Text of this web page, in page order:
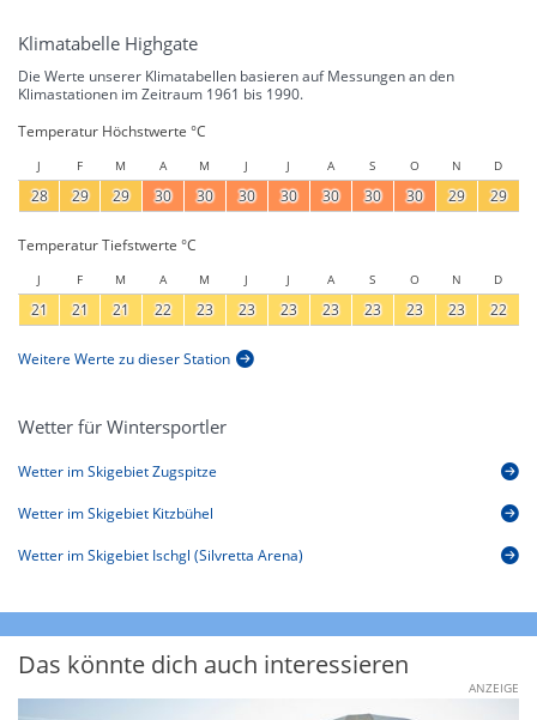
Klimatabelle Highgate
Die Werte unserer Klimatabellen basieren auf Messungen an den
Klimastationen im Zeitraum 1961 bis 1990.
Temperatur Höchstwerte °C
J F M A M J J A S O N D
28 29 29 30 30 30 30 30 30 30 29 29
Temperatur Tiefstwerte °C
J F M A M J J A S O N D
21 21 21 22 23 23 23 23 23 23 23 22
Weitere Werte zu dieser Station
Wetter für Wintersportler
Wetter im Skigebiet Zugspitze
Wetter im Skigebiet Kitzbühel
Wetter im Skigebiet Ischgl (Silvretta Arena)
Das könnte dich auch interessieren
ANZEIGE